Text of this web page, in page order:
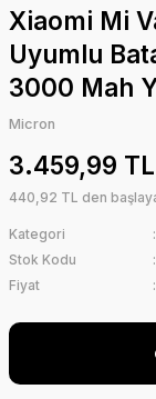
Xiaomi Mi
Uyumlu
3000 Mah
Micron
3.459,99 TL
440,92 TL den
Kategori
Stok Kodu
Fiyat